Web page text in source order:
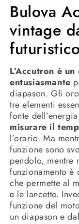
Bulova
vintage
futuristico
L’Accutron è
entusiasmante
diapason. Gli
tre elementi
fonte
misurare il
l’orario. Ma
funzione sono
pendolo,
funzionamento è
che permette al
e le lancette.
funzione del
un diapason e